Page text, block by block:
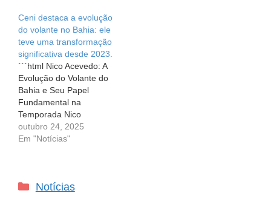
Ceni destaca a evolução
do volante no Bahia: ele
teve uma transformação
significativa desde 2023.
```html Nico Acevedo: A
Evolução do Volante do
Bahia e Seu Papel
Fundamental na
Temporada Nico
Acevedo: A Evolução do
Volante do Bahia e Seu
Bahia, a história de Nico
outubro 24, 2025
Em "Notícias"
Categorias
Notícias